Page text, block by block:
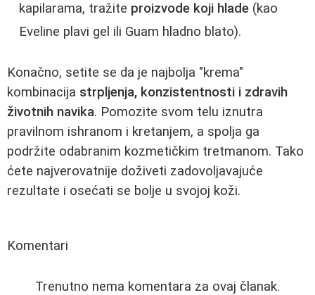
kapilarama, tražite proizvode koji hlade (kao
Eveline plavi gel ili Guam hladno blato).
Konačno, setite se da je najbolja "krema"
kombinacija strpljenja, konzistentnosti i zdravih
životnih navika. Pomozite svom telu iznutra
pravilnom ishranom i kretanjem, a spolja ga
podržite odabranim kozmetičkim tretmanom. Tako
ćete najverovatnije doživeti zadovoljavajuće
rezultate i osećati se bolje u svojoj koži.
Komentari
Trenutno nema komentara za ovaj članak.